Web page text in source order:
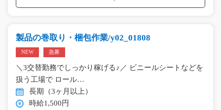
製品の巻取り・梱包作業/y02_01808
NEW 急募
＼3交替勤務でしっかり稼げる♪／ ビニールシートなどを
扱う工場で ロール…
長期（3ヶ月以上）
時給1,500円